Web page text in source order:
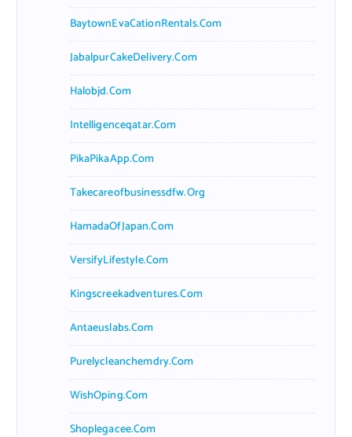
BaytownEvaCationRentals.com
JabalpurCakeDelivery.com
Halobjd.com
Intelligenceqatar.com
PikaPikaApp.com
Takecareofbusinessdfw.org
HamadaOfJapan.com
VersifyLifestyle.com
Kingscreekadventures.com
Antaeuslabs.com
Purelycleanchemdry.com
WishOping.com
Shoplegacee.com